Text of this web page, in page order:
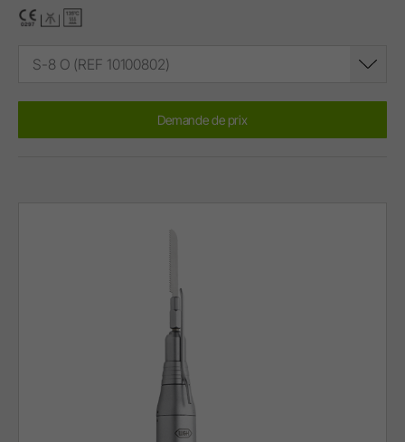
S-8 O (REF 10100802)
Demande de prix